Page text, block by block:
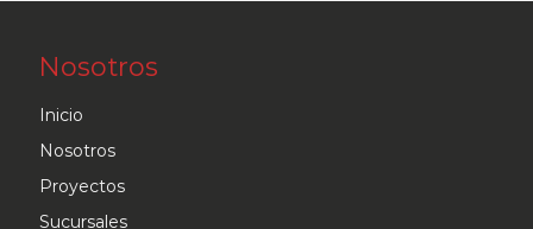
Nosotros
Inicio
Nosotros
Proyectos
Sucursales